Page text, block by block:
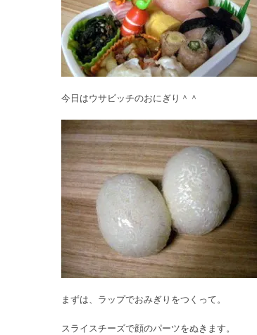
今日はウサビッチのおにぎり＾＾
まずは、ラップでおみぎりをつくって。
スライスチーズで顔のパーツをぬきます。